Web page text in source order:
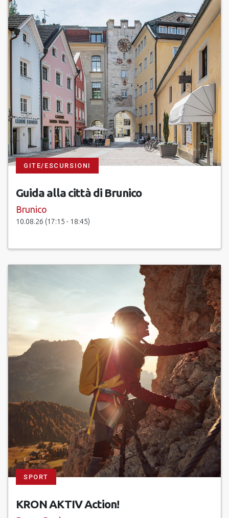
GITE/ESCURSIONI
Guida alla città di Brunico
Brunico
10.08.26 (17:15 - 18:45)
SPORT
KRON AKTIV Action!